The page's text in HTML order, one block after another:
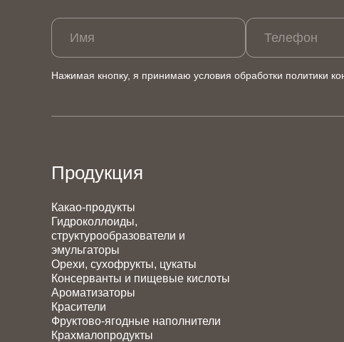
Имя Телефон
Нажимая кнопку, я принимаю условия обработки политики
Продукция
Какао-продукты
Гидроколлоиды,
структурообразователи и
эмульгаторы
Орехи, сухофрукты, цукаты
Консерванты и пищевые кислоты
Ароматизаторы
Красители
Фруктово-ягодные наполнители
Крахмалопродукты